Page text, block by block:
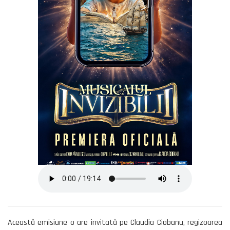
Această emisiune o are invitată pe Claudia Ciobanu, regizoarea